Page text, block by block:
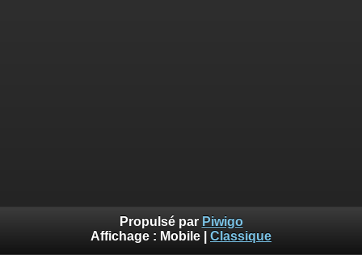
Propulsé par Piwigo
Affichage : Mobile Classique